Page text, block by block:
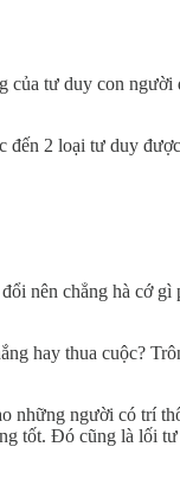
tư duy con người
2 loại tư duy
nên chẳng hà cớ
hay thua cuộc?
những người có trí
tốt. Đó cũng là lối